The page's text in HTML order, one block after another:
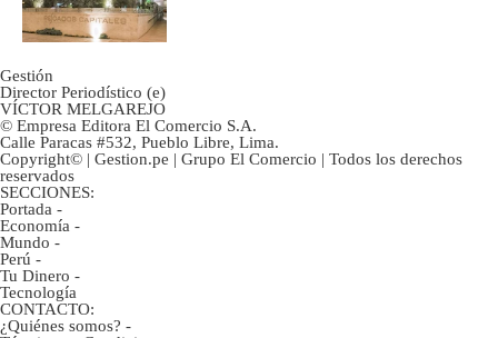
Gestión
Director Periodístico (e)
VÍCTOR MELGAREJO
© Empresa Editora El Comercio S.A.
Calle Paracas #532, Pueblo Libre, Lima.
Copyright© | Gestion.pe | Grupo El Comercio | Todos los derechos
reservados
SECCIONES:
Portada -
Economía -
Mundo -
Perú -
Tu Dinero -
Tecnología
CONTACTO:
¿Quiénes somos? -